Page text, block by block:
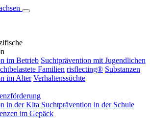
im Betrieb Suchtprävention mit Jugendlichen
Familien risflecting® Substanzen
im Alter Verhaltenssüchte
in der Kita Suchtprävention in der Schule
im Gepäck